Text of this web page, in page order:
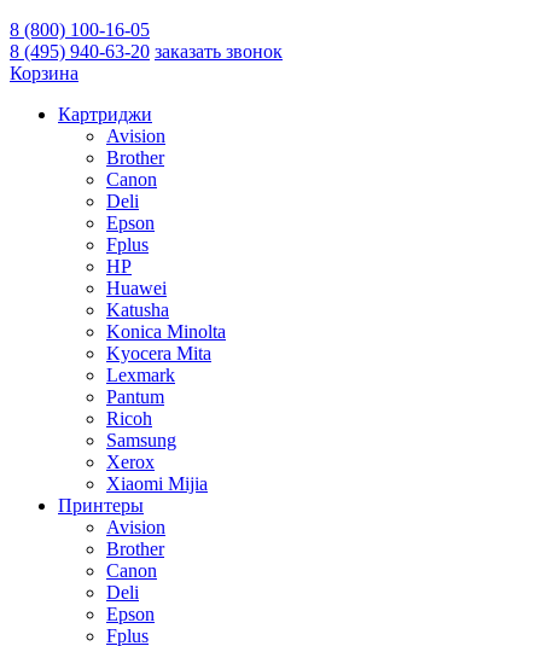
8 (800) 100-16-05
8 (495) 940-63-20 заказать звонок
Корзина
Картриджи
Avision
Brother
Canon
Deli
Epson
Fplus
HP
Huawei
Katusha
Konica Minolta
Kyocera Mita
Lexmark
Pantum
Ricoh
Samsung
Xerox
Xiaomi Mijia
Принтеры
Avision
Brother
Canon
Deli
Epson
Fplus